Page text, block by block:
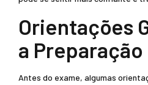
Orientações
a Preparação
Antes do exame, algumas